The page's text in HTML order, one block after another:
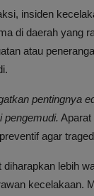
insiden
di daerah yang
atau
pentingnya
pengemudi. Aparat
agar
lebih
kecelakaan.